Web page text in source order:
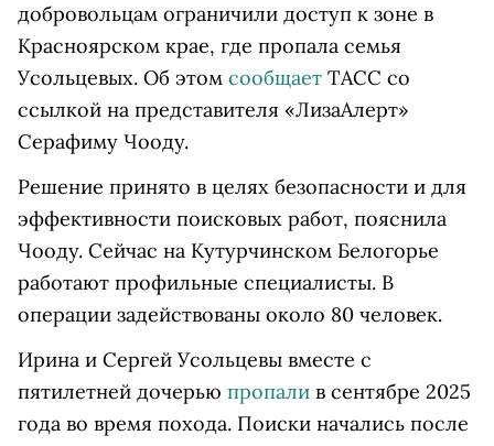
добровольцам ограничили доступ к зоне в
Красноярском крае, где пропала семья
Усольцевых. Об этом сообщает ТАСС со
ссылкой на представителя «ЛизаАлерт»
Серафиму Чооду.
Решение принято в целях безопасности и для
эффективности поисковых работ, пояснила
Чооду. Сейчас на Кутурчинском Белогорье
работают профильные специалисты. В
операции задействованы около 80 человек.
Ирина и Сергей Усольцевы вместе с
пятилетней дочерью пропали в сентябре 2025
года во время похода. Поиски начались после